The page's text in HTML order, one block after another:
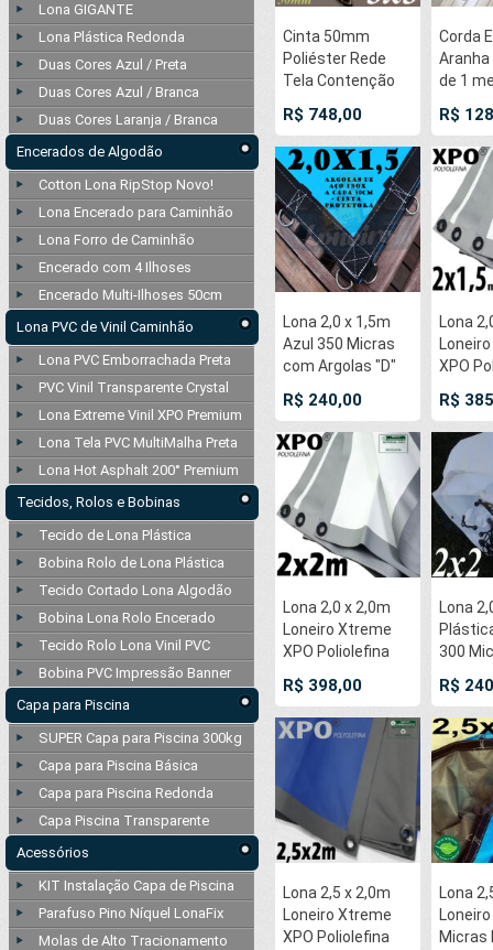
Lona GIGANTE
Lona Plástica Redonda
Duas Cores Azul / Preta
Duas Cores Azul / Branca
Duas Cores Laranja / Branca
Encerados de Algodão
Cotton Lona RipStop Novo!
Lona Encerado para Caminhão
Lona Forro de Caminhão
Encerado com 4 Ilhoses
Encerado Multi-Ilhoses 50cm
Lona PVC de Vinil Caminhão
Lona PVC Emborrachada Preta
PVC Vinil Transparente Crystal
Lona Extreme Vinil XPO Premium
Lona Tela PVC MultiMalha Preta
Lona Hot Asphalt 200° Premium
Tecidos, Rolos e Bobinas
Tecido de Lona Plástica
Bobina Rolo de Lona Plástica
Tecido Cortado Lona Algodão
Bobina Lona Rolo Encerado
Tecido Rolo Lona Vinil PVC
Bobina PVC Impressão Banner
Capa para Piscina
SUPER Capa para Piscina 300kg
Capa para Piscina Básica
Capa para Piscina Redonda
Capa Piscina Transparente
Acessórios
KIT Instalação Capa de Piscina
Parafuso Pino Níquel LonaFix
Molas de Alto Tracionamento
Cinta 50mm
Poliéster Rede
Tela Contenção
Malha 25x25cm
para 15 TON
Amarração
Proteção Carga
Rodoviária
Caminhão
Utilitários
R$ 748,00
Corda
de 1
de
Branco
dupla
nas
R$
Lona 2,0 x 1,5m
Azul 350 Micras
com Argolas "D"
e cinta de reforço
na bainha
R$ 240,00
Lona
XPO
Prata
50cm
R$
Lona 2,0 x 2,0m
Loneiro Xtreme
XPO Poliolefina
Industrial Branca
Prata Anti-
Chamas
Impermeável Ilhós
soldado por
Ultrassom a cada
50cm
R$ 398,00
Lona
300
50cm
Uso +
R$
Lona 2,5 x 2,0m
Loneiro Xtreme
XPO Poliolefina
Lona
Micras